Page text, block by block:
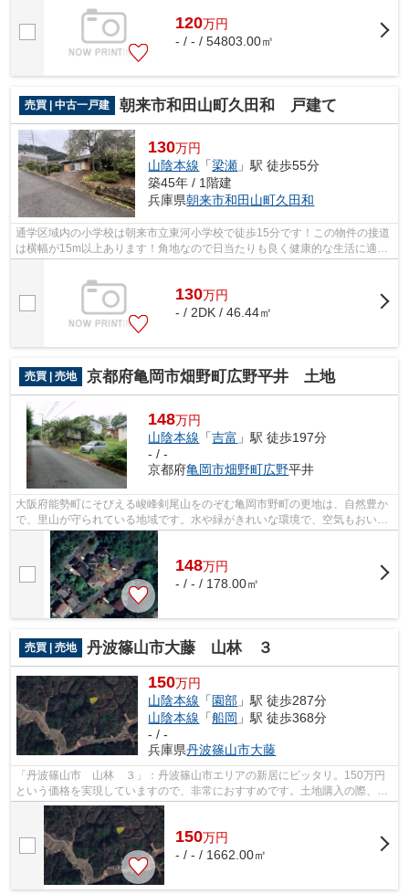
120万円
- / - / 54803.00㎡
売買 | 中古一戸建 朝来市和田山町久田和 戸建て
130万円
山陰本線 「梁瀬 」駅 徒歩55分
築45年 / 1階建
兵庫県朝来市和田山町久田和
通学区域内の小学校は朝来市立東河小学校で徒歩15分です！この物件の接道
は横幅が15m以上あります！角地なので日当たりも良く健康的な生活に適し
ています
130万円
- / 2DK / 46.44㎡
売買 | 売地 京都府亀岡市畑野町広野平井 土地
148万円
山陰本線 「吉富 」駅 徒歩197分
- / -
京都府亀岡市畑野町広野平井
大阪府能勢町にそびえる峻峰剣尾山をのぞむ亀岡市野町の更地は、自然豊か
で、里山が守られている地域です。水や緑がきれいな環境で、空気もおいし
いと 設備 評判です。ハイキングコー...
148万円
- / - / 178.00㎡
売買 | 売地 丹波篠山市大藤 山林 ３
150万円
山陰本線 「園部 」駅 徒歩287分
山陰本線 「船岡 」駅 徒歩368分
- / -
兵庫県丹波篠山市大藤
「丹波篠山市 山林 ３」：丹波篠山市エリアの新居にピッタリ。150万円
という価格を実現していますので、非常におすすめです。土地購入の際、売
地のことなら当社にご相談ください。土...
150万円
- / - / 1662.00㎡